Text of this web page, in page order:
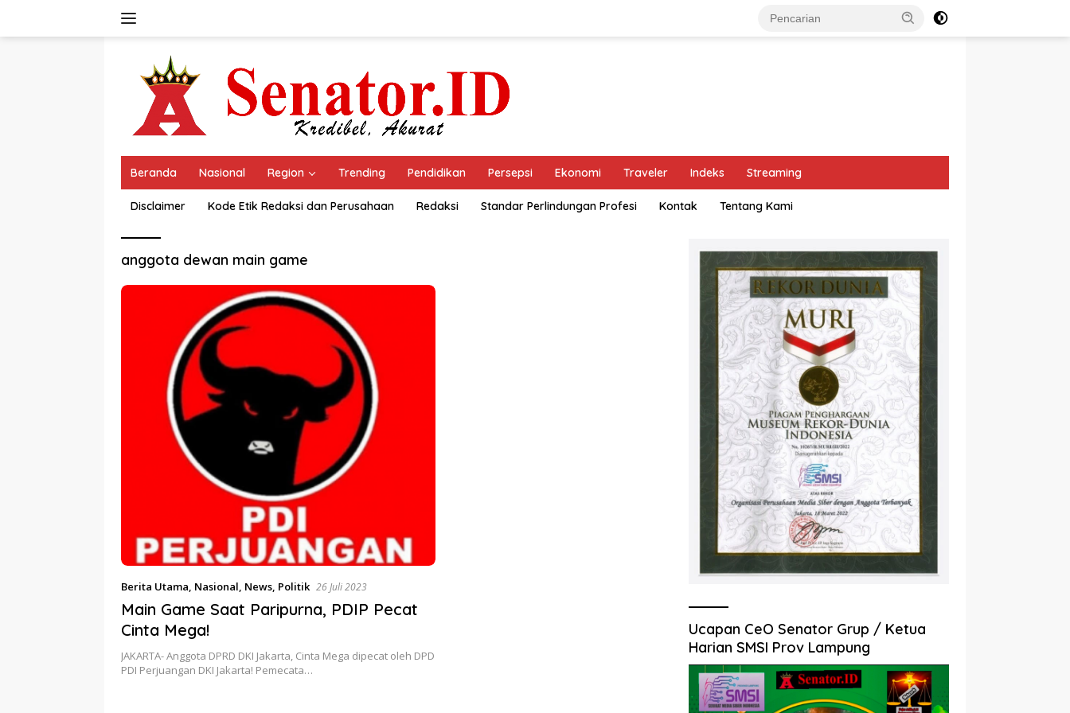
Beranda Nasional Region Trending Pendidikan Persepsi Ekonomi Traveler Indeks Streaming
Disclaimer Kode Etik Redaksi dan Perusahaan Redaksi Standar Perlindungan Profesi Kontak Tentang Kami
anggota dewan main game
Berita Utama, Nasional, News, Politik 26 Juli 2023
Main Game Saat Paripurna, PDIP Pecat
Cinta Mega!
JAKARTA- Anggota DPRD DKI Jakarta, Cinta Mega dipecat oleh DPD
PDI Perjuangan DKI Jakarta! Pemecata…
Ucapan CeO Senator Grup / Ketua
Harian SMSI Prov Lampung